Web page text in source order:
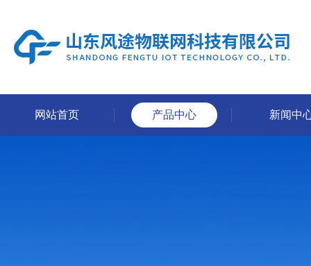
网站首页 产品中心 新闻中